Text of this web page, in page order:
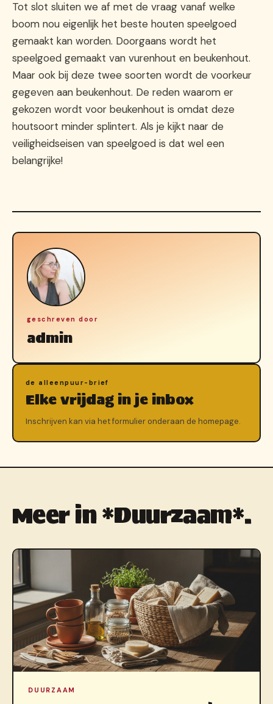
Tot slot sluiten we af met de vraag vanaf welke
boom nou eigenlijk het beste houten speelgoed
gemaakt kan worden. Doorgaans wordt het
speelgoed gemaakt van vurenhout en beukenhout.
Maar ook bij deze twee soorten wordt de voorkeur
gegeven aan beukenhout. De reden waarom er
gekozen wordt voor beukenhout is omdat deze
houtsoort minder splintert. Als je kijkt naar de
veiligheidseisen van speelgoed is dat wel een
belangrijke!
geschreven door
admin
de alleenpuur-brief
Elke vrijdag in je inbox
Inschrijven kan via het formulier onderaan de homepage.
Meer in *Duurzaam*.
DUURZAAM